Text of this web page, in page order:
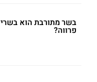
בשר מתורבת הוא
פרווה?